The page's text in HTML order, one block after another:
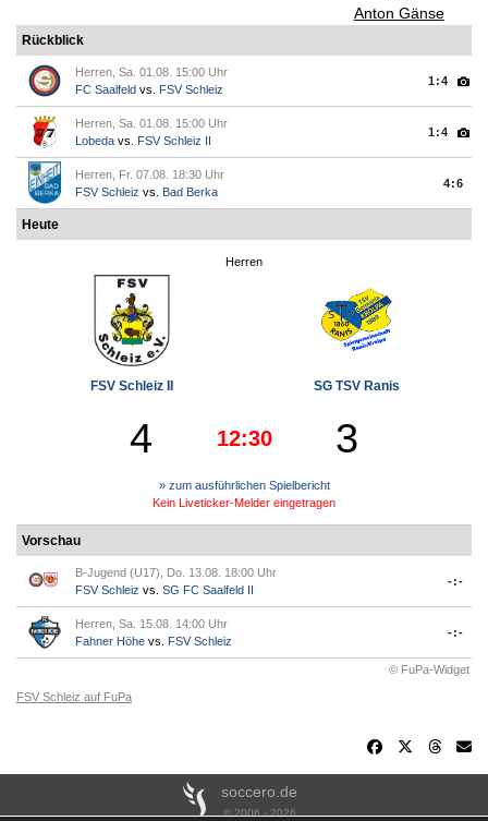
Anton Gänse
Rückblick
Herren, Sa. 01.08. 15:00 Uhr
FC Saalfeld vs. FSV Schleiz
1:4
Herren, Sa. 01.08. 15:00 Uhr
Lobeda vs. FSV Schleiz II
1:4
Herren, Fr. 07.08. 18:30 Uhr
FSV Schleiz vs. Bad Berka
4:6
Heute
Herren
FSV Schleiz II SG TSV Ranis
4 12:30 3
» zum ausführlichen Spielbericht
Kein Liveticker-Melder eingetragen
Vorschau
B-Jugend (U17), Do. 13.08. 18:00 Uhr
FSV Schleiz vs. SG FC Saalfeld II
-:-
Herren, Sa. 15.08. 14:00 Uhr
Fahner Höhe vs. FSV Schleiz
-:-
© FuPa-Widget
FSV Schleiz auf FuPa
soccero.de
© 2006 - 2026